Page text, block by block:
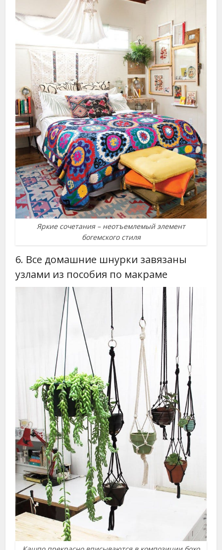
Яркие сочетания – неотъемлемый элемент
богемского стиля
6. Все домашние шнурки завязаны
узлами из пособия по макраме